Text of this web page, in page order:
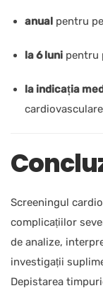
anual pentru
la 6 luni pentru
la indicația
Screeningul
complicațiilor
de analize,
investigații
Depistarea